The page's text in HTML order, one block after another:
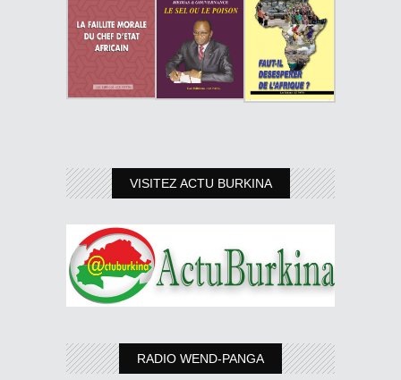
VISITEZ ACTU BURKINA
RADIO WEND-PANGA